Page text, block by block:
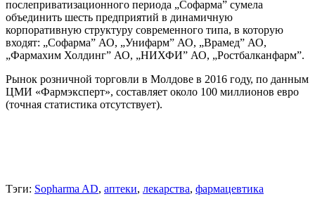
послеприватизационного периода „Софарма” сумела
объединить шесть предприятий в динамичную
корпоративную структуру современного типа, в которую
входят: „Софарма” АО, „Унифарм” АО, „Врамед” АО,
„Фармахим Холдинг” АО, „НИХФИ” АО, „Ростбалканфарм”.
Рынок розничной торговли в Молдове в 2016 году, по данным
ЦМИ «Фармэксперт», составляет около 100 миллионов евро
(точная статистика отсутствует).
Тэги: Sopharma AD, аптеки, лекарства, фармацевтика